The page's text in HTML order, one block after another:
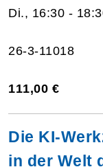
Di., 16:30 -
26-3-11018
111,00 €
Die KI-
in der Welt